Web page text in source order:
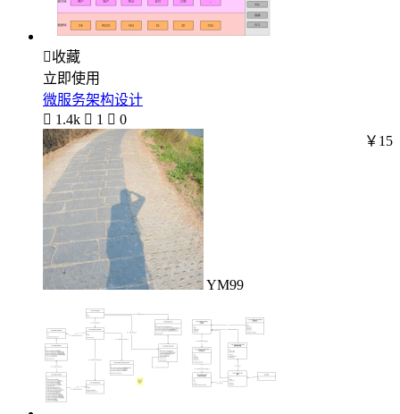
收藏
立即使用
微服务架构设计
 1.4k  1  0
YM99
￥15